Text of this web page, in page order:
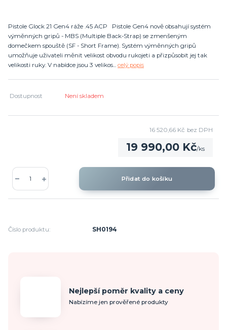
Pistole Glock 21 Gen4 ráže .45 ACP Pistole Gen4 nově obsahují systém
výměnných gripů - MBS (Multiple Back-Strap) se zmenšeným
domečkem spouště (SF - Short Frame). Systém výměnných gripů
umožňuje uživateli měnit velikost obvodu rukojeti a přizpůsobit jej tak
velikosti ruky. V nabídce jsou 3 velikos... celý popis
Dostupnost Není skladem
19 990,00 Kč/ks
16 520,66 Kč bez DPH
Přidat do košíku
Číslo produktu: SH0194
Nejlepší poměr kvality a ceny
Nabízíme jen prověřené produkty